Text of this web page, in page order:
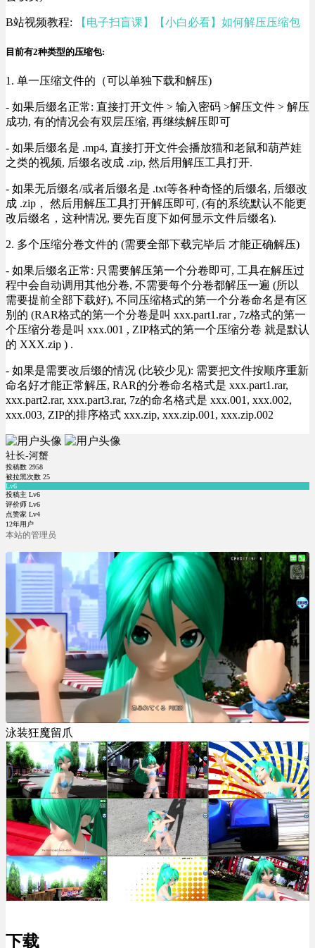
B站视频教程: 【电子扫盲课】【小白必看】如何解压压缩包
目前有2种类型的压缩包:
1. 单一压缩文件的（可以单独下载和解压)
- 如果后缀名正常: 直接打开文件 > 输入密码 >解压文件 > 解压
成功, 有的情况会有双层压缩, 再继续解压即可
- 如果后缀名是 .mp4, 直接打开文件会播放猫和老鼠和葫芦娃
之类的视频, 后缀名改成 .zip, 然后用解压工具打开.
- 如果无后缀名/或者后缀名是 .txt等各种奇怪的后缀名, 后缀改
成 .zip， 然后用解压工具打开解压即可, (有的系统默认不能更
改后缀名，这种情况, 要先百度下如何显示文件后缀名).
2. 多个压缩分卷文件的 (需要全部下载完毕后 才能正确解压)
- 如果后缀名正常: 只需要解压第一个分卷即可, 工具在解压过
程中会自动调用其他分卷, 不需要每个分卷都解压一遍 (所以
需要提前全部下载好), 不同压缩格式的第一个分卷命名是有区
别的 (RAR格式的第一个分卷是叫 xxx.part1.rar , 7z格式的第一
个压缩分卷是叫 xxx.001 , ZIP格式的第一个压缩分卷 就是默认
的 XXX.zip ) .
- 如果是需要改后缀的情况 (比较少见): 需要把文件按顺序重新
命名好才能正常解压, RAR的分卷命名格式是 xxx.part1.rar,
xxx.part2.rar, xxx.part3.rar, 7z的命名格式是 xxx.001, xxx.002,
xxx.003, ZIP的排序格式 xxx.zip, xxx.zip.001, xxx.zip.002
社长-河蟹
投稿数 2958
被拉黑次数 25
Lv6
投稿主 Lv6
评价师 Lv6
点赞家 Lv4
12年用户
本站的管理员
泳装狂魔留爪
下载